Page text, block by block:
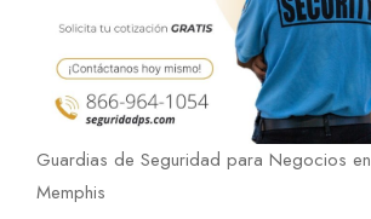
Guardias de Seguridad para Negocios en
Memphis